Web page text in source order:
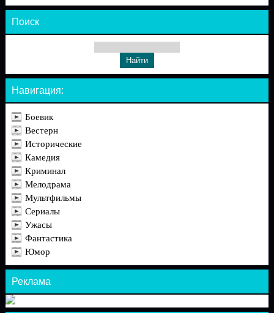
Поиск
Навигация:
Боевик
Вестерн
Исторические
Камедия
Криминал
Мелодрама
Мультфильмы
Сериалы
Ужасы
Фантастика
Юмор
Реклама